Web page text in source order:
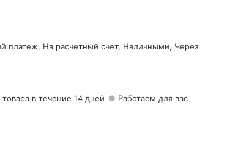
платеж, На расчетный счет, Наличными, Через
в течение 14 дней
Работаем для вас